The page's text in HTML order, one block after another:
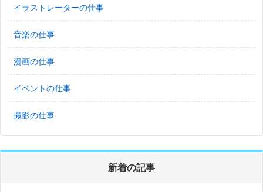
イラストレーターの仕事
音楽の仕事
漫画の仕事
イベントの仕事
撮影の仕事
新着の記事